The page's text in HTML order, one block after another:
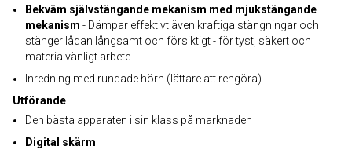
Bekväm självstängande mekanism med mjukstängande
mekanism - Dämpar effektivt även kraftiga stängningar och
stänger lådan långsamt och försiktigt - för tyst, säkert och
materialvänligt arbete
Inredning med rundade hörn (lättare att rengöra)
Utförande
Den bästa apparaten i sin klass på marknaden
Digital skärm